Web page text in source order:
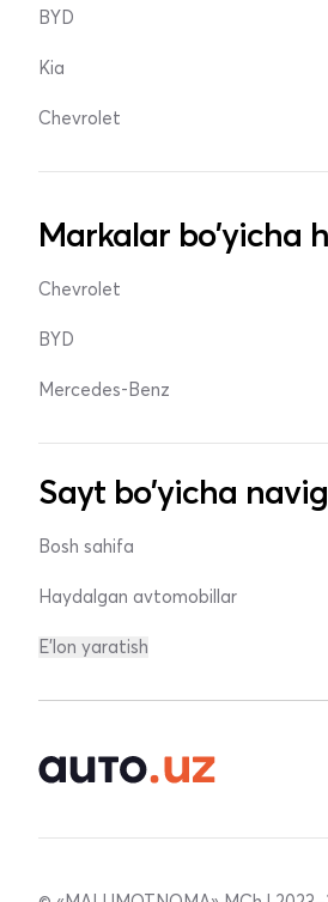
BYD
Kia
Chevrolet
Markalar bo'yicha
Chevrolet
BYD
Mercedes-Benz
Sayt bo'yicha
Bosh sahifa
Haydalgan avtomobillar
E'lon yaratish